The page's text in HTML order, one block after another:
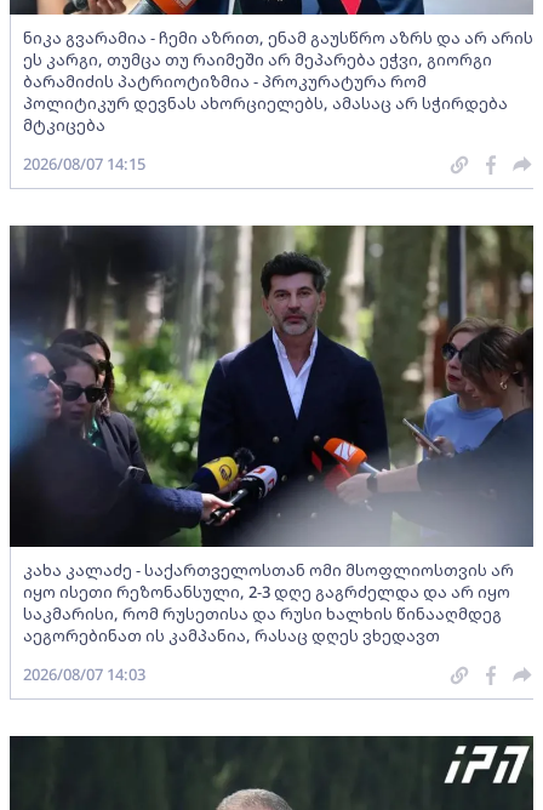
ნიკა გვარამია - ჩემი აზრით, ენამ გაუსწრო აზრს და არ არის
ეს კარგი, თუმცა თუ რაიმეში არ მეპარება ეჭვი, გიორგი
ბარამიძის პატრიოტიზმია - პროკურატურა რომ
პოლიტიკურ დევნას ახორციელებს, ამასაც არ სჭირდება
მტკიცება
2026/08/07 14:15
კახა კალაძე - საქართველოსთან ომი მსოფლიოსთვის არ
იყო ისეთი რეზონანსული, 2-3 დღე გაგრძელდა და არ იყო
საკმარისი, რომ რუსეთისა და რუსი ხალხის წინააღმდეგ
აეგორებინათ ის კამპანია, რასაც დღეს ვხედავთ
2026/08/07 14:03